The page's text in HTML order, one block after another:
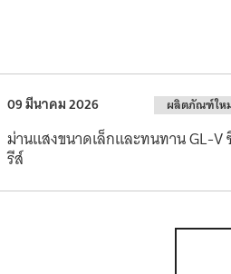
09 มีนาคม 2026 ผลิตภัณฑ์ให
ม่านแสงขนาดเล็กและทนทานGL-V
รีส์